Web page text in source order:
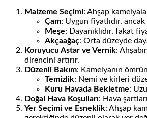
Malzeme Seçimi: Ahşap
Çam: Uygun fiyatlıdır, ancak
Meşe: Dayanıklıdır, fakat
Akçaağaç: Orta düzeyde
Koruyucu Astar ve Vernik:
direncini artırır.
Düzenli Bakım: Kamelyanın
Temizlik: Nemi ve kirleri
Kuru Havada Bekletme:
Doğal Hava Koşulları: Hava
Yer Seçimi ve Esneklik: Ahşap